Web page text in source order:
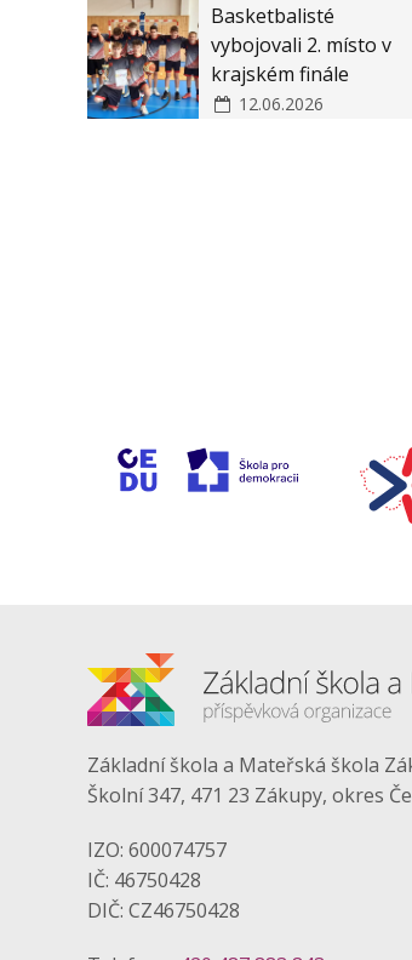
Basketbalisté
vybojovali 2. místo v
krajském finále
12.06.2026
Základní škola a Mateřská škola
Školní 347, 471 23 Zákupy, okres
IZO: 600074757
IČ: 46750428
DIČ: CZ46750428